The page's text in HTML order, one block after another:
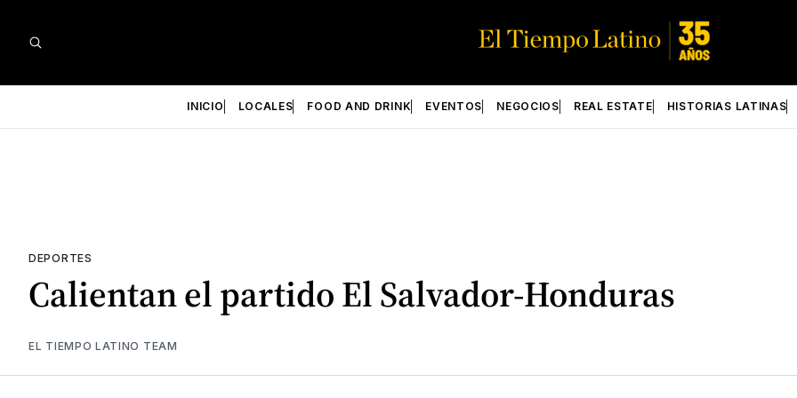
INICIO LOCALES FOOD AND DRINK EVENTOS NEGOCIOS REAL ESTATE HISTORIAS LATINAS
DEPORTES
Calientan el partido El Salvador-Honduras
EL TIEMPO LATINO TEAM